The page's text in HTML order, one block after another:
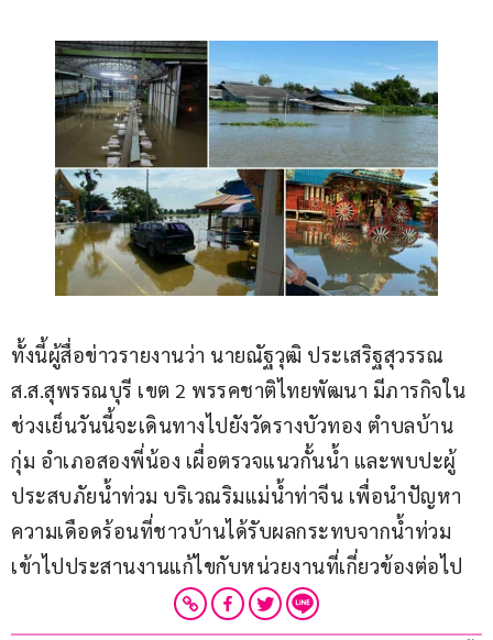
ทั้งนี้ผู้สื่อข่าวรายงานว่า นายณัฐวุฒิ ประเสริฐสุวรรณ
ส.ส.สุพรรณบุรี เขต 2 พรรคชาติไทยพัฒนา มีภารกิจใน
ช่วงเย็นวันนี้จะเดินทางไปยังวัดรางบัวทอง ตำบลบ้าน
กุ่ม อำเภอสองพี่น้อง เผื่อตรวจแนวกั้นน้ำ และพบปะผู้
ประสบภัยน้ำท่วม บริเวณริมแม่น้ำท่าจีน เพื่อนำปัญหา
ความเดือดร้อนที่ชาวบ้านได้รับผลกระทบจากน้ำท่วม
เข้าไปประสานงานแก้ไขกับหน่วยงานที่เกี่ยวข้องต่อไป